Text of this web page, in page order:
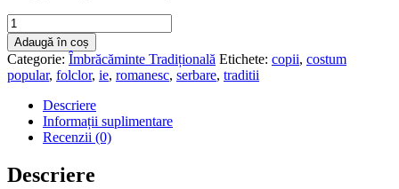
Cantitate
Costum
Popular
Românesc
pentru
Copii
Adonis
Traditional
Set
3
Adaugă în coș
Categorie: Îmbrăcăminte Tradițională Etichete: copii, costum
popular, folclor, ie, romanesc, serbare, traditii
Descriere
Informații suplimentare
Recenzii (0)
Descriere